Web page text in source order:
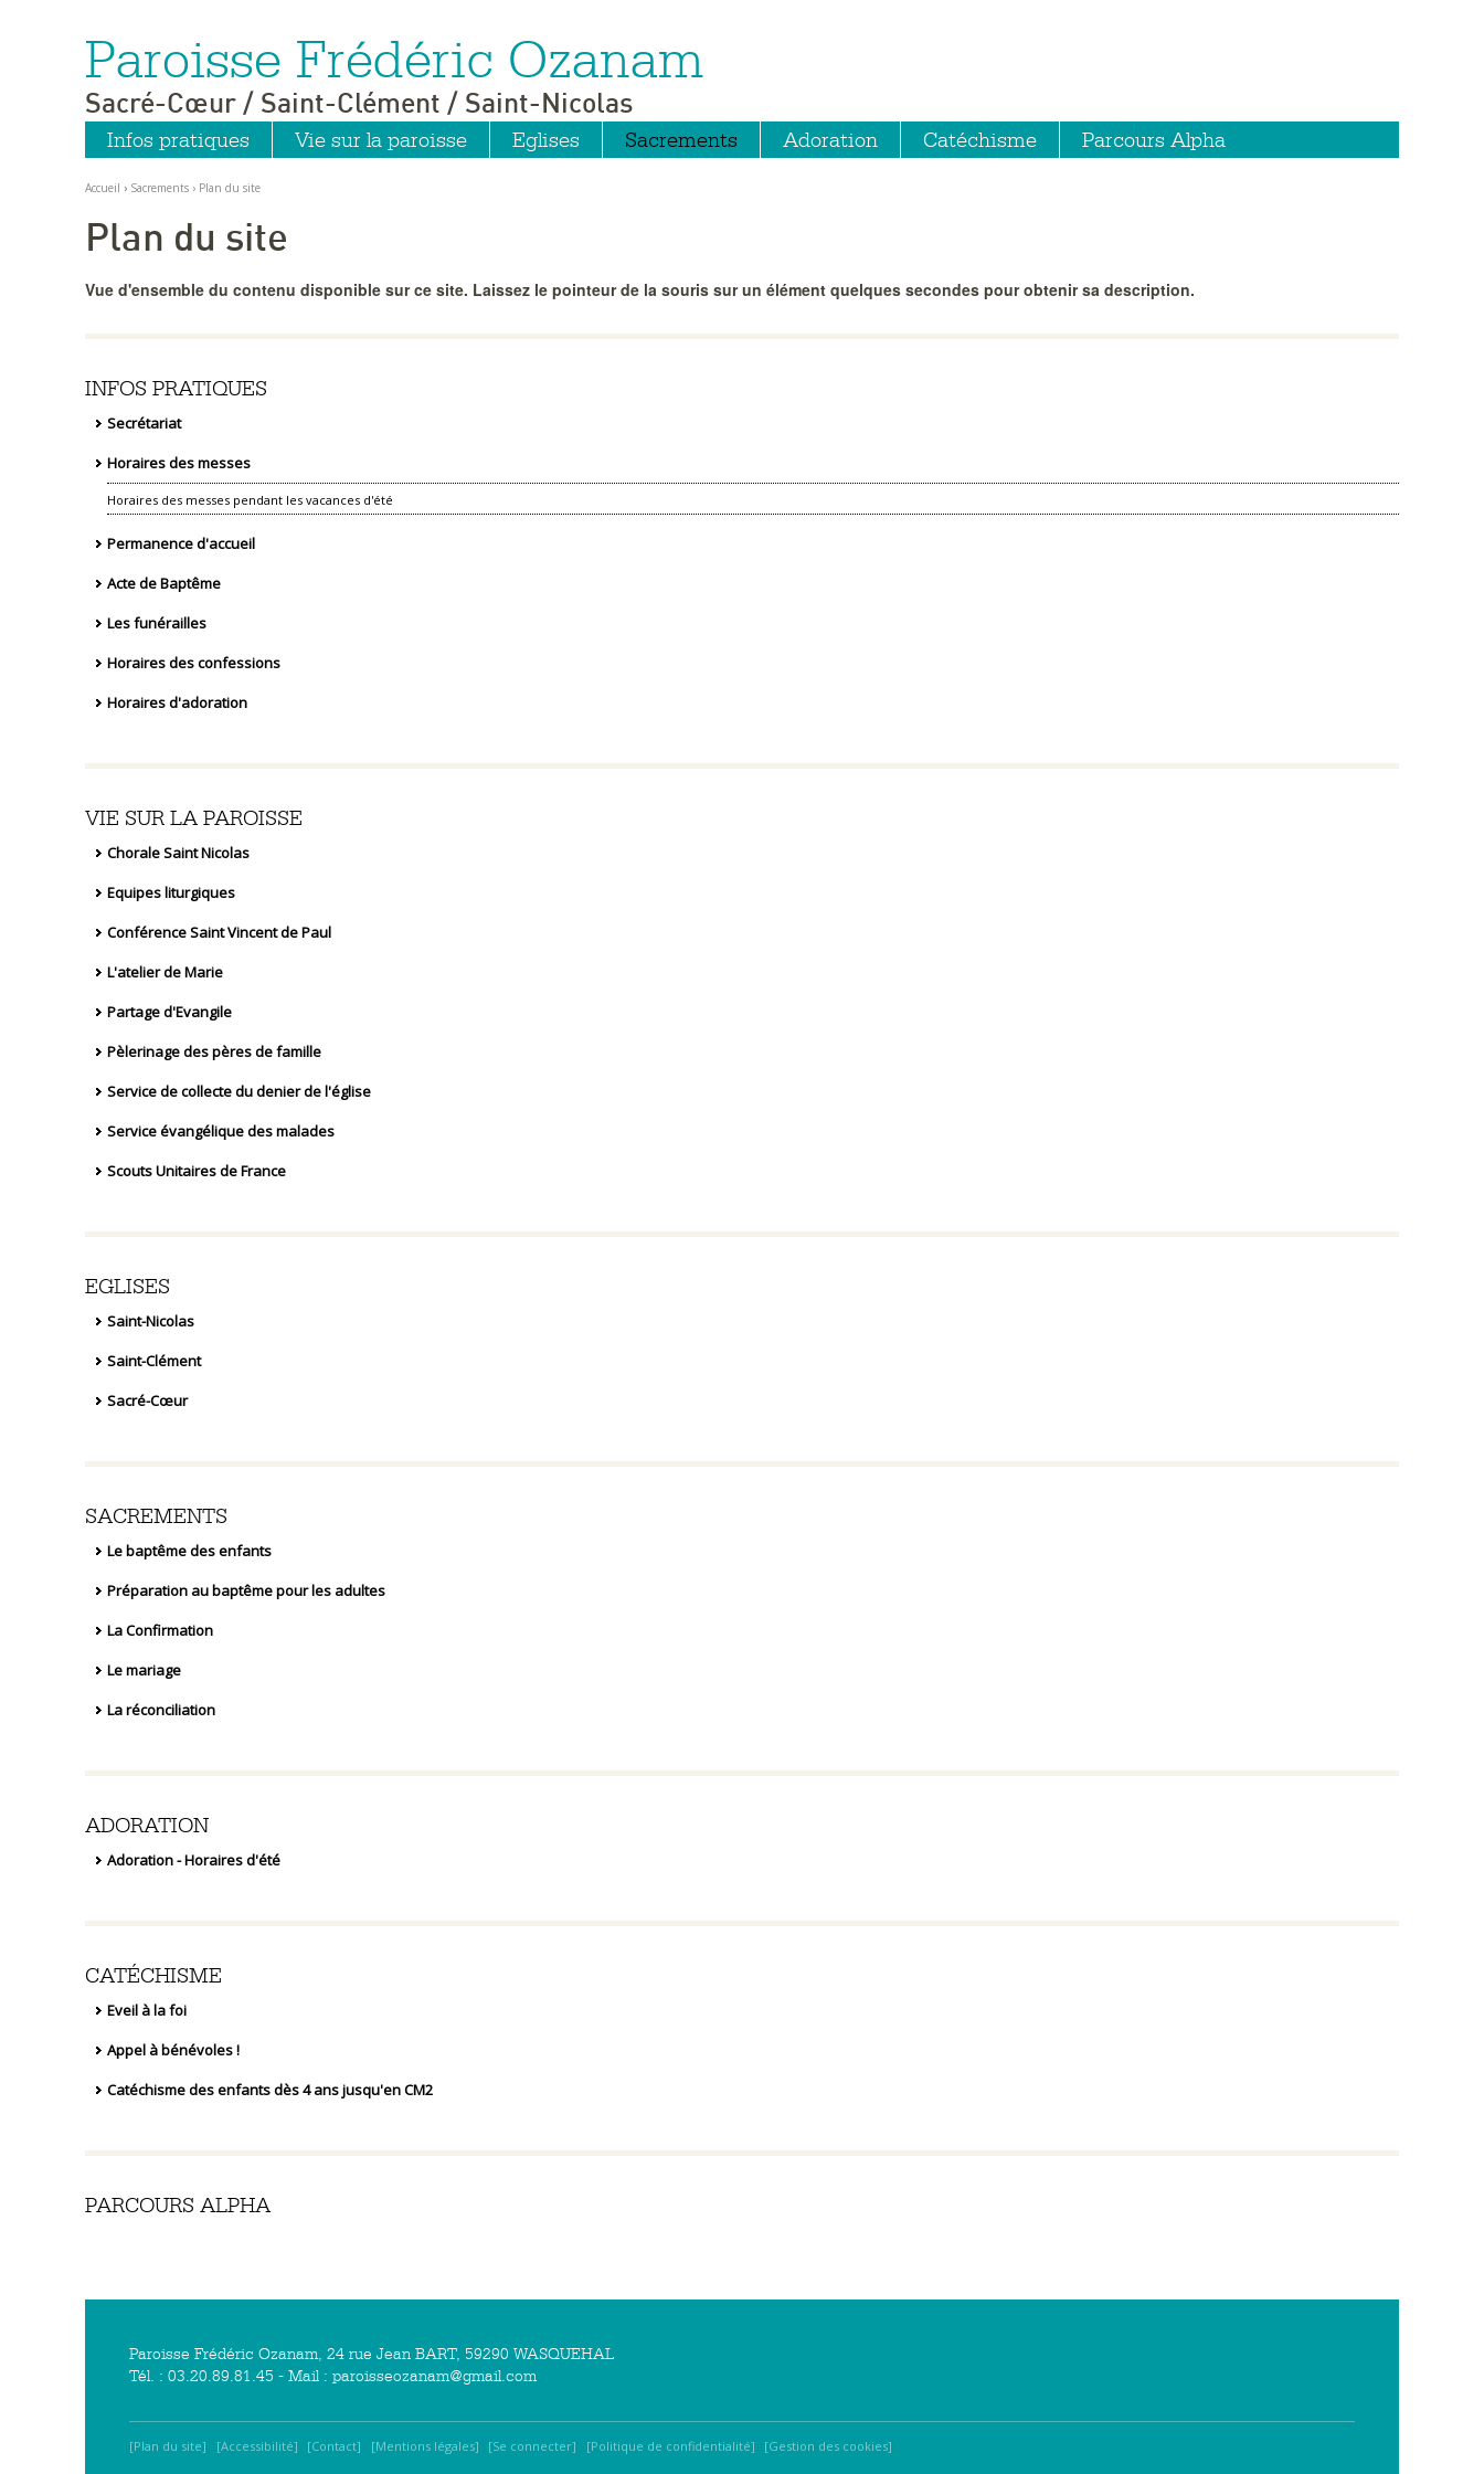
Aller
contenu.
Aller
à
navigation
Outils
personnels
Paroisse Frédéric Ozanam
Sacré-Cœur / Saint-Clément / Saint-Nicolas
Infos pratiques Vie sur la paroisse Eglises Sacrements Adoration Catéchisme Parcours Alpha
Accueil › Sacrements › Plan du site
Plan du site
Vue d'ensemble du contenu disponible sur ce site. Laissez le pointeur de la souris sur un élément quelques secondes pour obtenir sa description.
INFOS PRATIQUES
Secrétariat
Horaires des messes
Horaires des messes pendant les vacances d'été
Permanence d'accueil
Acte de Baptême
Les funérailles
Horaires des confessions
Horaires d'adoration
VIE SUR LA PAROISSE
Chorale Saint Nicolas
Equipes liturgiques
Conférence Saint Vincent de Paul
L'atelier de Marie
Partage d'Evangile
Pèlerinage des pères de famille
Service de collecte du denier de l'église
Service évangélique des malades
Scouts Unitaires de France
EGLISES
Saint-Nicolas
Saint-Clément
Sacré-Cœur
SACREMENTS
Le baptême des enfants
Préparation au baptême pour les adultes
La Confirmation
Le mariage
La réconciliation
ADORATION
Adoration - Horaires d'été
CATÉCHISME
Eveil à la foi
Appel à bénévoles !
Catéchisme des enfants dès 4 ans jusqu'en CM2
PARCOURS ALPHA
Paroisse Frédéric Ozanam, 24 rue Jean BART, 59290 WASQUEHAL
Tél. : 03.20.89.81.45 - Mail : paroisseozanam@gmail.com
Plan du site Accessibilité Contact Mentions légales Se connecter Politique de confidentialité Gestion des cookies